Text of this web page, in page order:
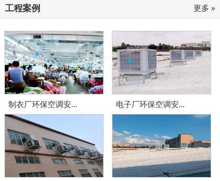
工程案例 更多 »
制衣厂环保空调安... 电子厂环保空调安...